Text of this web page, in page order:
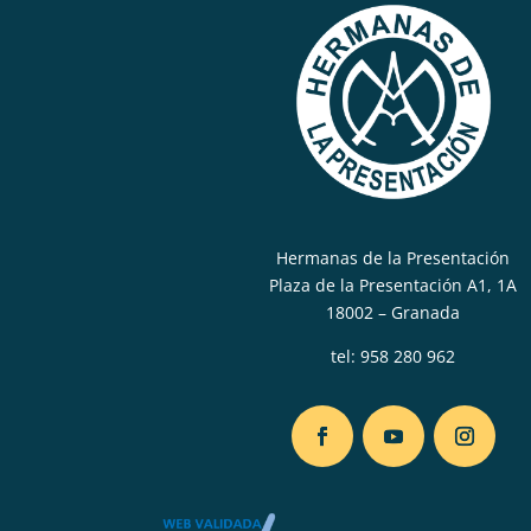
Hermanas de la Presentación
Plaza de la Presentación A1, 1A
18002 – Granada
tel:958 280 962